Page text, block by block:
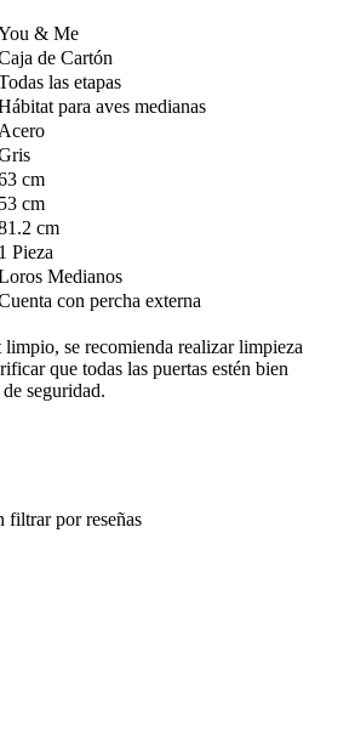
& Me
de Cartón
las etapas
para aves medianas
Acero
cm
53 cm
cm
1 Pieza
Medianos
con percha externa
limpio, se recomienda realizar limpieza
que todas las puertas estén bien
seguridad.
filtrar por reseñas